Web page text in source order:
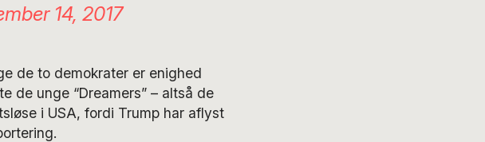
14, 2017
de to demokrater er enighed
de unge “Dreamers” – altså de
i USA, fordi Trump har aflyst